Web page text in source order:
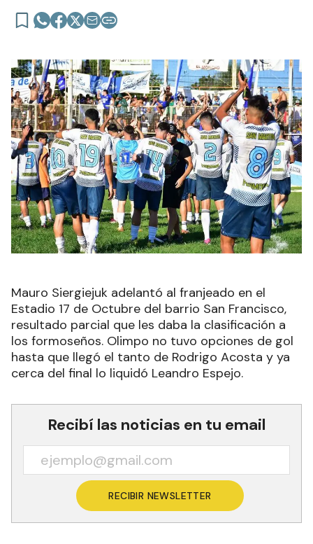
Mauro Siergiejuk adelantó al franjeado en el
Estadio 17 de Octubre del barrio San Francisco,
resultado parcial que les daba la clasificación a
los formoseños. Olimpo no tuvo opciones de gol
hasta que llegó el tanto de Rodrigo Acosta y ya
cerca del final lo liquidó Leandro Espejo.
Recibí las noticias en tu email
RECIBIR NEWSLETTER